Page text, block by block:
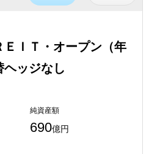
ＥＩＴ・オープン（年
ヘッジなし
純資産額
690億円